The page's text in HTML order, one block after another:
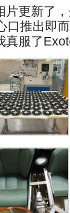
片更新了
推出即
真服了